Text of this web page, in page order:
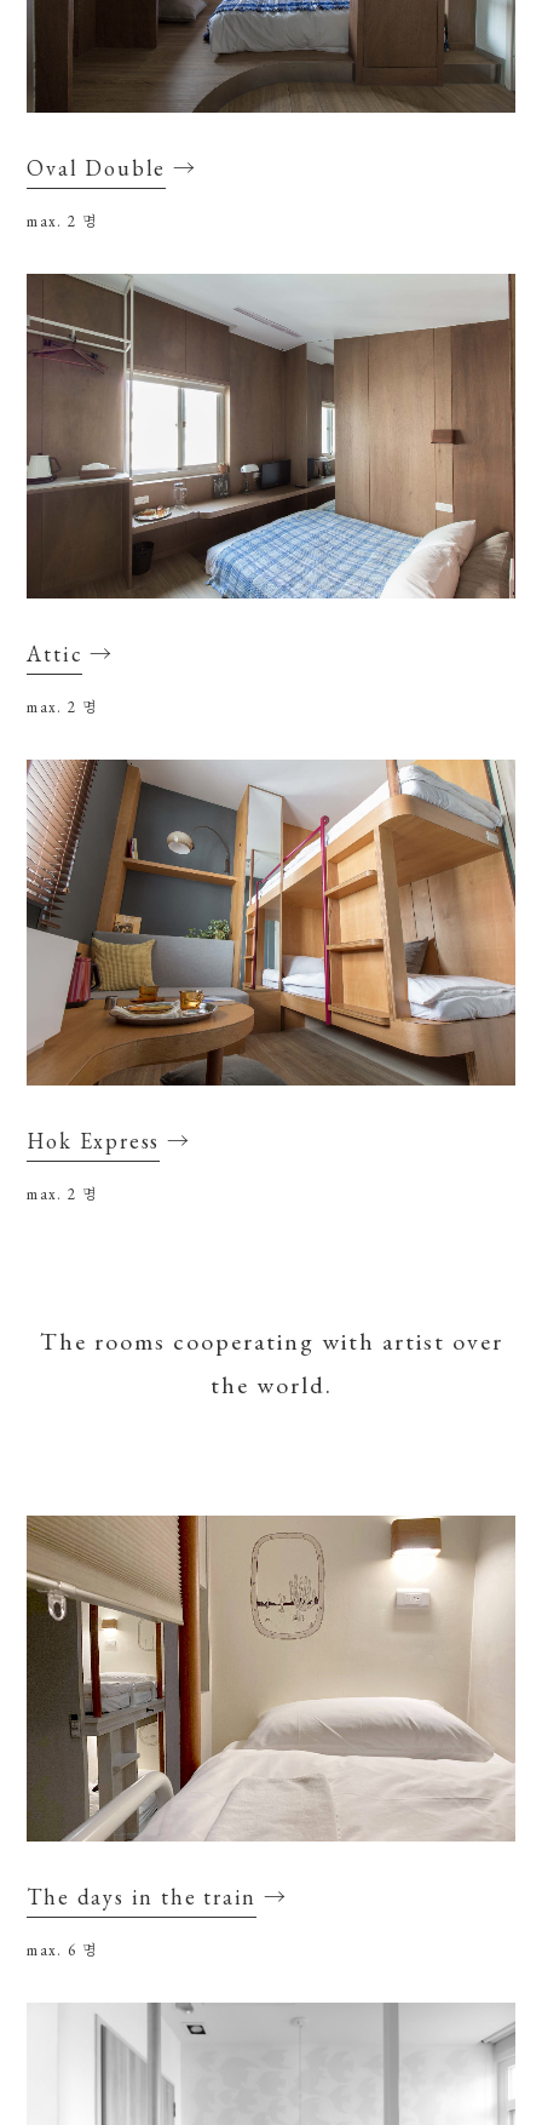
Oval Double →
max. 2 명
Attic →
max. 2 명
Hok Express →
max. 2 명
The rooms cooperating with artist over
the world.
The days in the train →
max. 6 명